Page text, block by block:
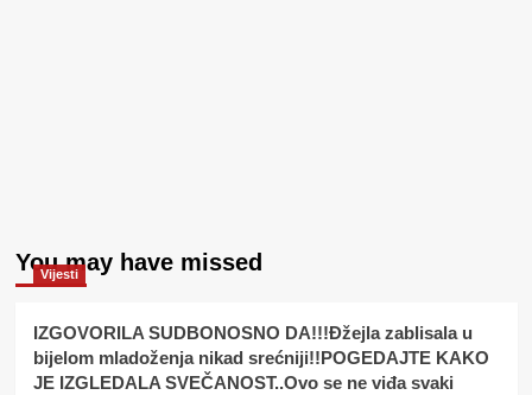
You may have missed
Vijesti
IZGOVORILA SUDBONOSNO DA!!!Đžejla zablisala u
bijelom mladoženja nikad srećniji!!POGEDAJTE KAKO
JE IZGLEDALA SVEČANOST..Ovo se ne viđa svaki